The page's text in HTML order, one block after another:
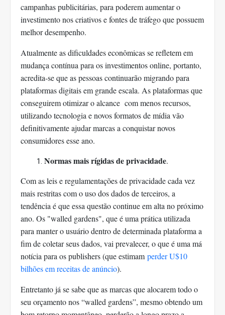
campanhas publicitárias, para poderem aumentar o
investimento nos criativos e fontes de tráfego que possuem
melhor desempenho.
Atualmente as dificuldades econômicas se refletem em
mudança contínua para os investimentos online, portanto,
acredita-se que as pessoas continuarão migrando para
plataformas digitais em grande escala. As plataformas que
conseguirem otimizar o alcance com menos recursos,
utilizando tecnologia e novos formatos de mídia vão
definitivamente ajudar marcas a conquistar novos
consumidores esse ano.
Normas mais rígidas de privacidade.
Com as leis e regulamentações de privacidade cada vez
mais restritas com o uso dos dados de terceiros, a
tendência é que essa questão continue em alta no próximo
ano. Os "walled gardens", que é uma prática utilizada
para manter o usuário dentro de determinada plataforma a
fim de coletar seus dados, vai prevalecer, o que é uma má
notícia para os publishers (que estimam perder U$10
bilhões em receitas de anúncio).
Entretanto já se sabe que as marcas que alocarem todo o
seu orçamento nos “walled gardens”, mesmo obtendo um